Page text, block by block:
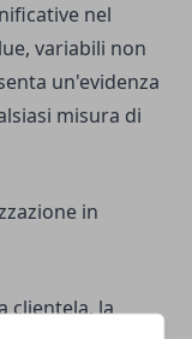
nel
variabili non
un'evidenza
misura di
in
clientela, la